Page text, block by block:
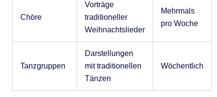
Chöre
Vorträge
traditioneller
Weihnachtslieder
Mehrmals
pro Woche
Tanzgruppen
Darstellungen
mit traditionellen
Tänzen
Wöchentlich